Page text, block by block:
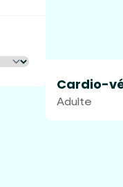
Cardio-
Adulte